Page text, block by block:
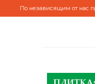
По независящим от нас